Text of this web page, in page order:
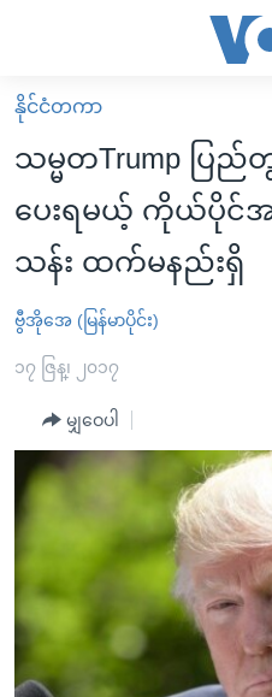
လွယ်ကူ
စေ
သည့်
များ
ပင်မ
အကြောင်းအရာ
ကျော်
ကြည့်
စာမျက်နှာ
ကျော်
မူလစာမျက်နှာ
မြန်မာ
ကမ္ဘာ့သတင်းများ
နိုင်ငံတကာ
အစ္စရေး-ပါလက်စတိုင်း
ဗွီဒီယို
အင်္ဂလိပ်စာလေ့လာမယ်
အမေရိကန်သုံးအီဒီယံ
မကြေးမုံရဲ့ အင်္ဂလိပ်စာ
ရုပ်ရှင်ထဲက အင်္ဂလိပ်စာ
သုတပဒေသာ အင်္ဂလိပ်စာ
အပတ်စဉ်ကဏ္ဍများ
ရေဒီယို
ရေဒီယိုနှင့်ရုပ်သံ အချက်အလက်မ
ရေဒီယို/တီဗွီအစီအစဉ်
Learning English
ဗွီအိုအေ လူမှုကွန်ယက်များ
နိုင်ငံတကာ
သမ္မတTrump ပြ
ပေးရမယ့် ကိုယ်ပိုင်အ
သန်း ထက်မနည်းရှိ
ဗွီအိုအေ (မြန်မာပိုင်း)
၁၇ ဇြန္၊ ၂၀၁၇
မျှဝေပါ